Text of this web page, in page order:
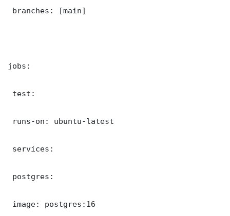
branches: [main]
jobs:
test:
runs-on: ubuntu-latest
services:
postgres:
image: postgres:16